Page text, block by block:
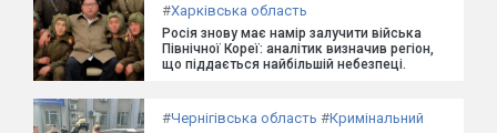
#Харківська область
Росія знову має намір залучити війська
Північної Кореї: аналітик визначив регіон,
що піддається найбільшій небезпеці.
#Чернігівська область #Кримінальний